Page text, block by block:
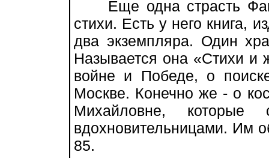
Еще одна страсть
стихи. Есть у него книга,
два экземпляра. Один
Называется она «Стихи и
войне и Победе, о
Москве. Конечно же - о
Михайловне,
вдохновительницами. Им
85.